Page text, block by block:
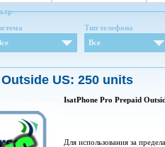
Тип телефона
Все
US: 250 units
IsatPhone Pro Prepaid
Для использования за